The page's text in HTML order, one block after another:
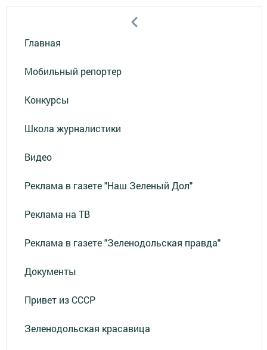
Главная
Мобильный репортер
Конкурсы
Школа журналистики
Видео
Реклама в газете "Наш Зеленый Дол"
Реклама на ТВ
Реклама в газете "Зеленодольская правда"
Документы
Привет из СССР
Зеленодольская красавица